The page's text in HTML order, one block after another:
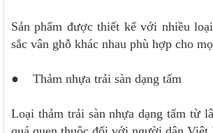
Sản phẩm được thiết kế với nhiều
sắc vân ghỗ khác nhau phù hợp cho
● Thảm nhựa trải sàn dạng tấm
Loại thảm trải sàn nhựa dạng tấm từ